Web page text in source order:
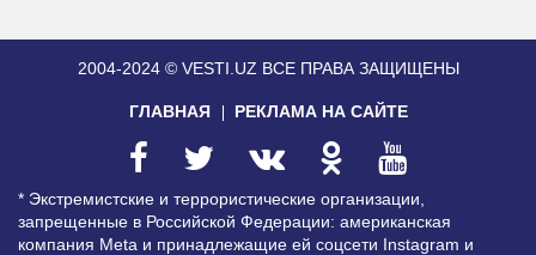
2004-2024 © VESTI.UZ ВСЕ ПРАВА ЗАЩИЩЕНЫ
ГЛАВНАЯ РЕКЛАМА НА САЙТЕ
* Экстремистские и террористические организации,
запрещенные в Российской Федерации: американская
компания Meta и принадлежащие ей соцсети Instagram и